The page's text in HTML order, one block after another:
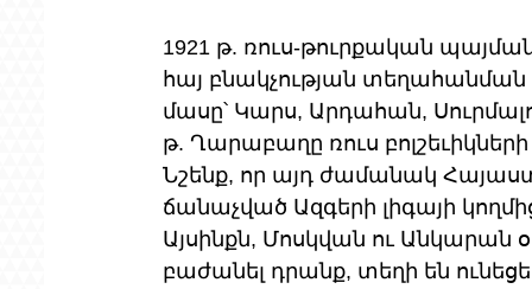
1921 թ. ռուս-թուրքական
հայ բնակչության
մասը՝ Կարս, Արդահան,
թ. Ղարաբաղը ռուս
Նշենք, որ այդ ժամանակ
ճանաչված Ազգերի լիգայի
Այսինքն, Մոսկվան ու
բաժանել դրանք, տեղի են